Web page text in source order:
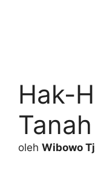
Hak-
Tanah
oleh Wibowo